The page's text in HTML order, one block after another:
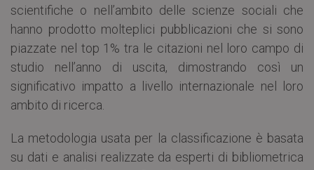
scientifiche o nell’ambito delle scienze sociali che
hanno prodotto molteplici pubblicazioni che si sono
piazzate nel top 1% tra le citazioni nel loro campo di
studio nell’anno di uscita, dimostrando così un
significativo impatto a livello internazionale nel loro
ambito di ricerca.
La metodologia usata per la classificazione è basata
su dati e analisi realizzate da esperti di bibliometrica